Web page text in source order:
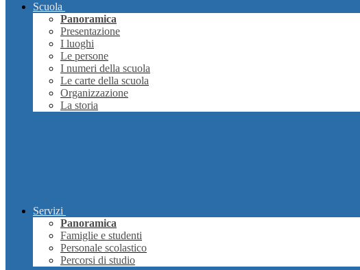
Scuola
Panoramica
Presentazione
I luoghi
Le persone
I numeri della scuola
Le carte della scuola
Organizzazione
La storia
Servizi
Panoramica
Famiglie e studenti
Personale scolastico
Percorsi di studio